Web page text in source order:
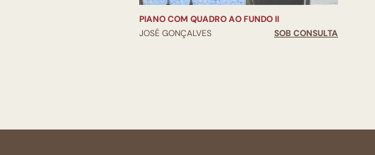
PIANO COM QUADRO AO FUNDO II
JOSÉ GONÇALVES
SOB CONSULTA